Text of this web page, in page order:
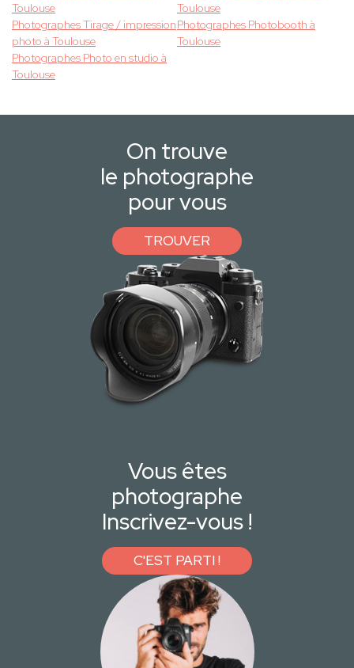
Toulouse
Toulouse
Photographes Tirage / impression
photo à Toulouse
Photographes Photobooth à
Toulouse
Photographes Photo en studio à
Toulouse
On trouve
le photographe
pour vous
TROUVER
Vous êtes
photographe
Inscrivez-vous !
C'EST PARTI !